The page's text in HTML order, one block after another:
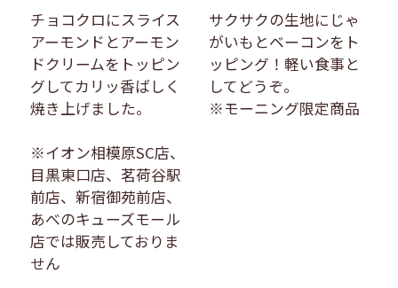
チョコクロにスライス
アーモンドとアーモン
ドクリームをトッピン
グしてカリッ香ばしく
焼き上げました。
※イオン相模原SC店、
目黒東口店、茗荷谷駅
前店、新宿御苑前店、
あべのキューズモール
店では販売しておりま
せん
サクサクの生地にじゃ
がいもとベーコンをト
ッピング！軽い食事と
してどうぞ。
※モーニング限定商品